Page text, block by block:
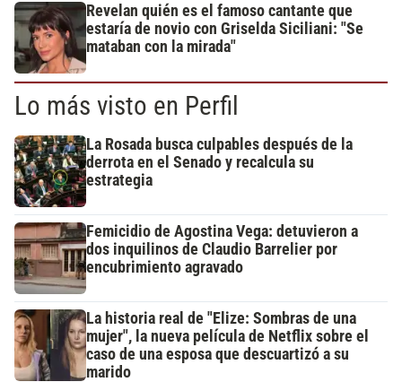
Revelan quién es el famoso cantante que
estaría de novio con Griselda Siciliani: "Se
mataban con la mirada"
Lo más visto en Perfil
La Rosada busca culpables después de la
derrota en el Senado y recalcula su
estrategia
Femicidio de Agostina Vega: detuvieron a
dos inquilinos de Claudio Barrelier por
encubrimiento agravado
La historia real de "Elize: Sombras de una
mujer", la nueva película de Netflix sobre el
caso de una esposa que descuartizó a su
marido